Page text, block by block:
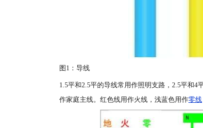
图1：导线
1.5平和2.5平的导线常用作照明支路，2.5平和
作家庭主线。红色线用作火线，浅蓝色用作零线